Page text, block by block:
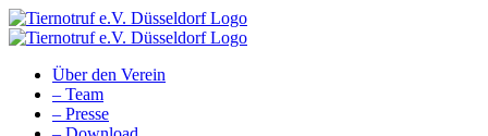
Zum
Inhalt
Über den Verein
– Team
– Presse